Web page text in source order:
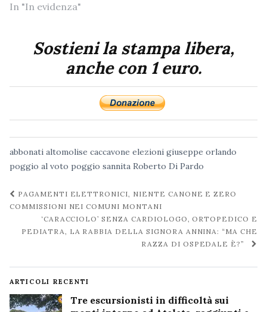
In "In evidenza"
Sostieni la stampa libera,
anche con 1 euro.
abbonati altomolise caccavone elezioni giuseppe orlando
poggio al voto poggio sannita Roberto Di Pardo
Navigazione
post
PAGAMENTI ELETTRONICI, NIENTE CANONE E ZERO
COMMISSIONI NEI COMUNI MONTANI
‘CARACCIOLO’ SENZA CARDIOLOGO, ORTOPEDICO E
PEDIATRA, LA RABBIA DELLA SIGNORA ANNINA: “MA CHE
RAZZA DI OSPEDALE È?”
ARTICOLI RECENTI
Tre escursionisti in difficoltà sui